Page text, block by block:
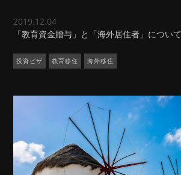
2019.12.04
「教育資金贈与」と「海外居住者」について
投資ビザ 教育移住 海外移住